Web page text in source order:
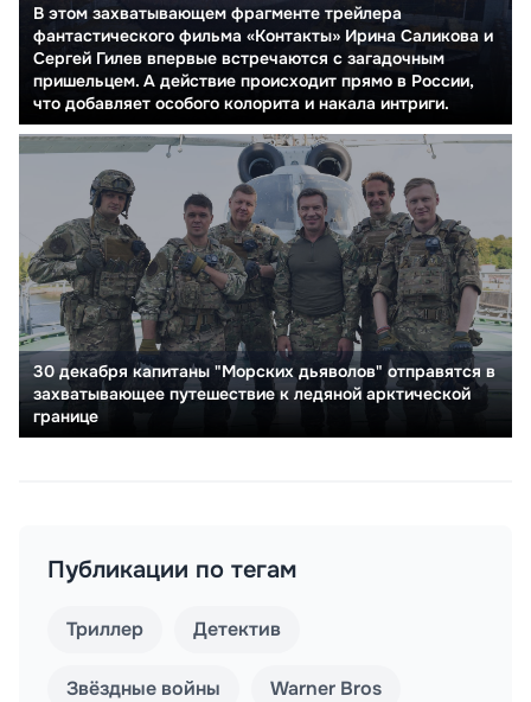
В этом захватывающем фрагменте трейлера
фантастического фильма «Контакты» Ирина Саликова и
Сергей Гилев впервые встречаются с загадочным
пришельцем. А действие происходит прямо в России,
что добавляет особого колорита и накала интриги.
30 декабря капитаны "Морских дьяволов" отправятся в
захватывающее путешествие к ледяной арктической
границе
Публикации по тегам
Триллер Детектив
Звёздные войны Warner Bros